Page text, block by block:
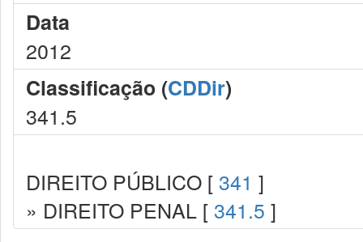
Data
2012
Classificação (CDDir)
341.5
DIREITO PÚBLICO [ 341 ]
» DIREITO PENAL [ 341.5 ]